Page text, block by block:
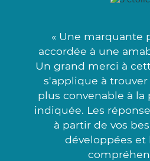
« Une marquante
accordée à une
Un grand merci à
s'applique à
plus convenable à
indiquée. Les
à partir de vos
développées et